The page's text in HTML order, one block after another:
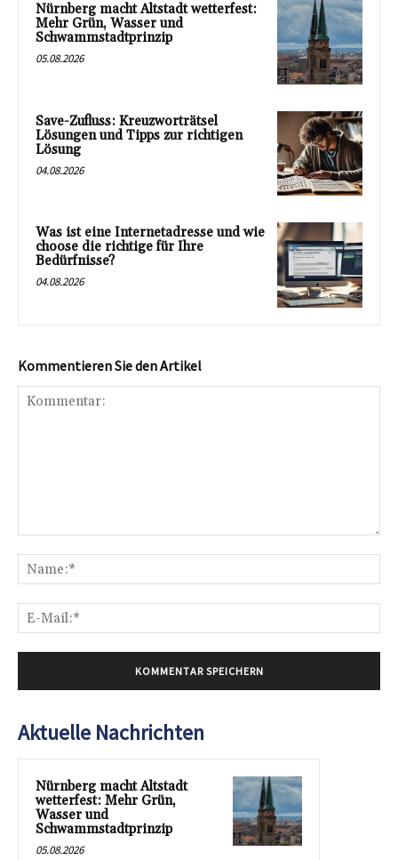
Nürnberg macht Altstadt wetterfest:
Mehr Grün, Wasser und
Schwammstadtprinzip
05.08.2026
Save-Zufluss: Kreuzworträtsel
Lösungen und Tipps zur richtigen
Lösung
04.08.2026
Was ist eine Internetadresse und wie
choose die richtige für Ihre
Bedürfnisse?
04.08.2026
Kommentieren Sie den Artikel
Aktuelle Nachrichten
Nürnberg macht Altstadt
wetterfest: Mehr Grün,
Wasser und
Schwammstadtprinzip
05.08.2026